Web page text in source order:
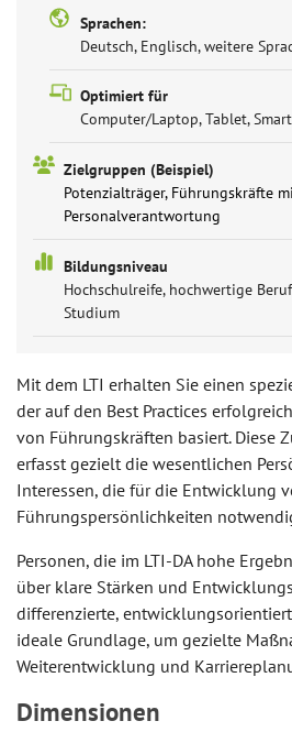
Sprachen:
Deutsch, Englisch, weitere
Optimiert für
Computer/Laptop, Tablet,
Zielgruppen (Beispiel)
Potenzialträger, Führungskräfte
Personalverantwortung
Bildungsniveau
Hochschulreife, hochwertige
Studium
Mit dem LTI erhalten Sie einen
der auf den Best Practices
von Führungskräften basiert. Diese
erfasst gezielt die wesentlichen
Interessen, die für die Entwicklung
Führungspersönlichkeiten
Personen, die im LTI-DA hohe
über klare Stärken und
differenzierte,
ideale Grundlage, um gezielte
Weiterentwicklung und
Dimensionen